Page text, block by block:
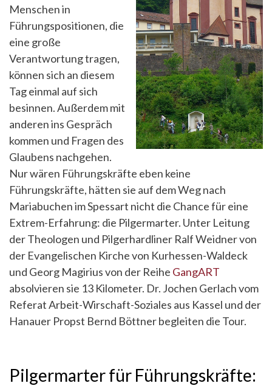
Menschen in
Führungspositionen, die
eine große
Verantwortung tragen,
können sich an diesem
Tag einmal auf sich
besinnen. Außerdem mit
anderen ins Gespräch
kommen und Fragen des
Glaubens nachgehen.
Nur wären Führungskräfte eben keine
Führungskräfte, hätten sie auf dem Weg nach
Mariabuchen im Spessart nicht die Chance für eine
Extrem-Erfahrung: die Pilgermarter. Unter Leitung
der Theologen und Pilgerhardliner Ralf Weidner von
der Evangelischen Kirche von Kurhessen-Waldeck
und Georg Magirius von der Reihe GangART
absolvieren sie 13 Kilometer. Dr. Jochen Gerlach vom
Referat Arbeit-Wirschaft-Soziales aus Kassel und der
Hanauer Propst Bernd Böttner begleiten die Tour.
Pilgermarter für Führungskräfte: